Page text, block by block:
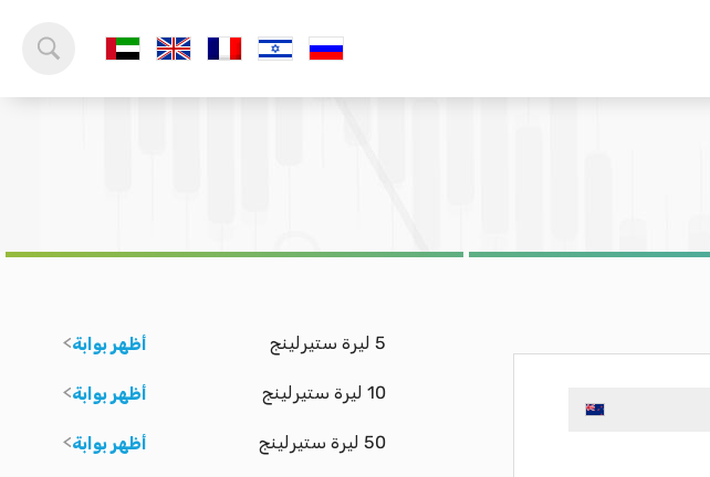
5 ليرة ستيرلينج أظهر بوابة
10 ليرة ستيرلينج أظهر بوابة
50 ليرة ستيرلينج أظهر بوابة